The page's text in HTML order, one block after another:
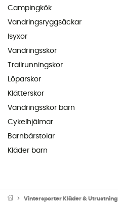
Campingkök
Vandringsryggsäckar
Isyxor
Vandringsskor
Trailrunningskor
Löparskor
Klätterskor
Vandringsskor barn
Cykelhjälmar
Barnbärstolar
Kläder barn
Vintersporter Kläder & Utrustning